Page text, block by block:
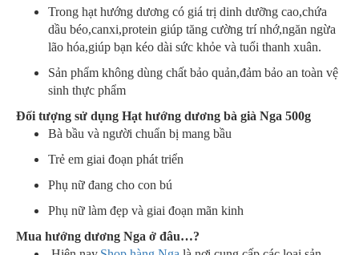
Trong hạt hướng dương có giá trị dinh dưỡng cao,chứa
dầu béo,canxi,protein giúp tăng cường trí nhớ,ngăn ngừa
lão hóa,giúp bạn kéo dài sức khỏe và tuổi thanh xuân.
Sản phẩm không dùng chất bảo quản,đảm bảo an toàn vệ
sinh thực phẩm
Đối tượng sử dụng Hạt hướng dương bà già Nga 500g
Bà bầu và người chuẩn bị mang bầu
Trẻ em giai đoạn phát triển
Phụ nữ đang cho con bú
Phụ nữ làm đẹp và giai đoạn mãn kinh
Mua hướng dương Nga ở đâu…?